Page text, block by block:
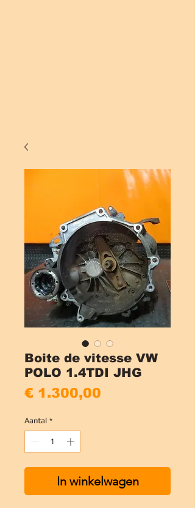
Boite de vitesse VW
POLO 1.4TDI JHG
€ 1.300,00
Aantal *
In winkelwagen